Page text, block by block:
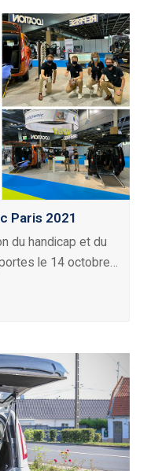
Paris 2021
du handicap et du
le 14 octobre…